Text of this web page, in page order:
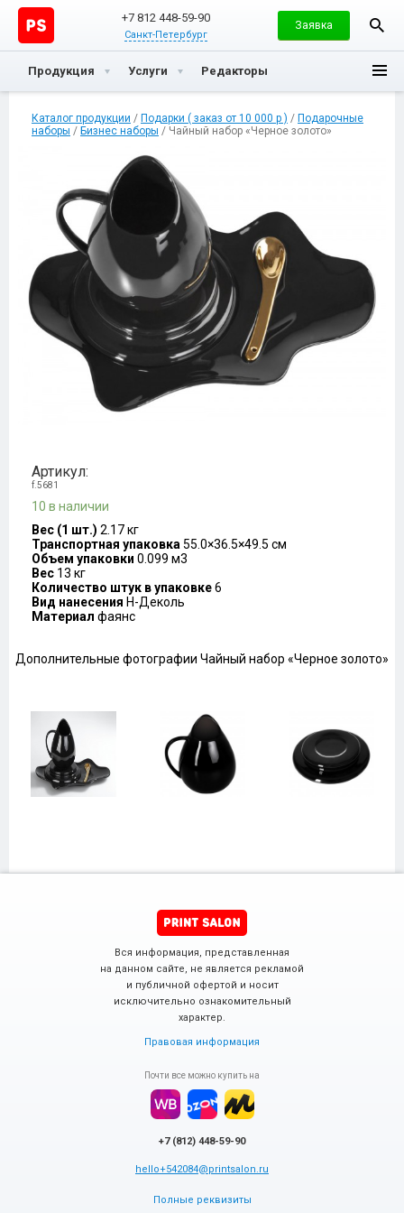
+7 812 448-59-90
Санкт-Петербург
Заявка
Продукция Услуги Редакторы
Каталог продукции / Подарки ( заказ от 10 000 р ) / Подарочные
наборы / Бизнес наборы / Чайный набор «Черное золото»
Артикул:
f.5681
10 в наличии
Вес (1 шт.) 2.17 кг
Транспортная упаковка 55.0×36.5×49.5 см
Объем упаковки 0.099 м3
Вес 13 кг
Количество штук в упаковке6
Вид нанесения H-Деколь
Материал фаянс
Дополнительные фотографии Чайный набор «Черное золото»
Вся информация, представленная
на данном сайте, не является рекламой
и публичной офертой и носит
исключительно ознакомительный
характер.
Правовая информация
Почти все можно купить на
+7 (812) 448-59-90
hello+542084@printsalon.ru
Полные реквизиты